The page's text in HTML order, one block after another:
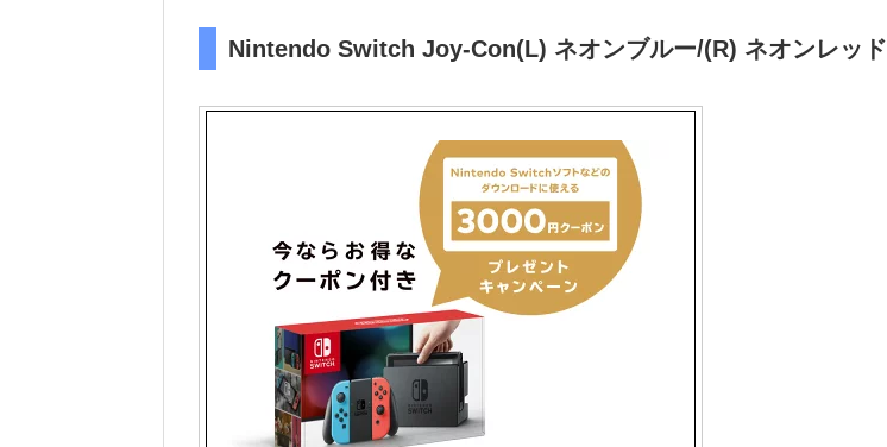
Nintendo Switch Joy-Con(L) ネオンブルー/(R) ネオンレッド